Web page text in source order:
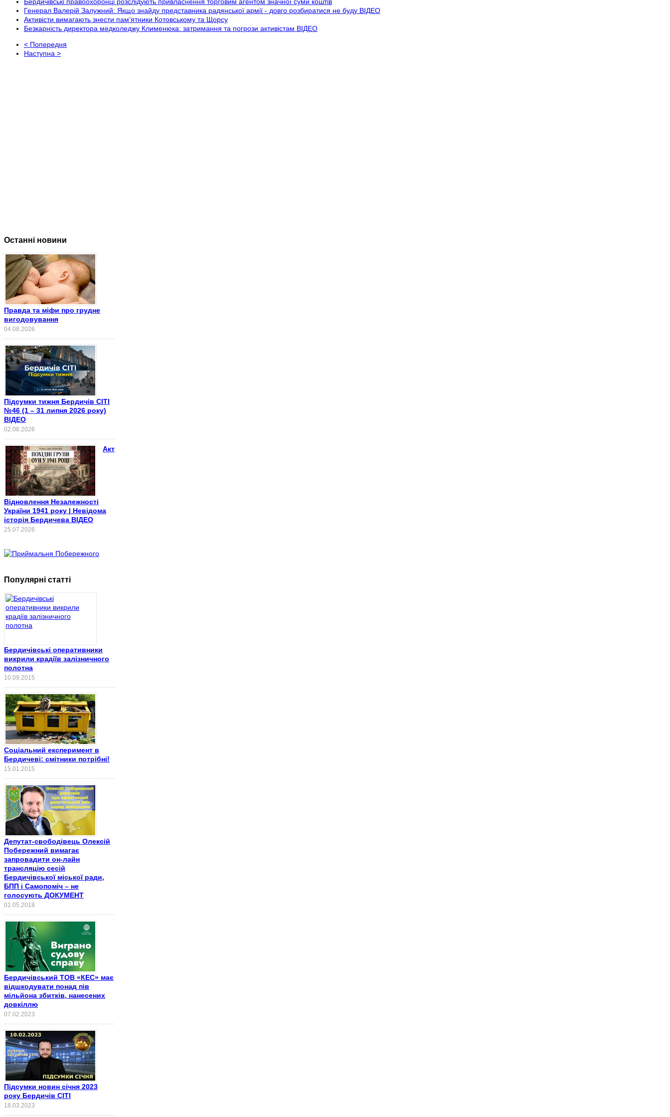
Генерал Валерій Залужний: Якщо знайду представника радянської армії - довго розбиратися не буду ВІДЕО
Активісти вимагають знести пам’ятники Котовському та Щорсу
Безкарність директора медколеджу Клименюка: затримання та погрози активістам ВІДЕО
< Попередня
Наступна >
Останні новини
Правда та міфи про грудне
вигодовування
04.08.2026
Підсумки тижня Бердичів СІТІ
№46 (1 – 31 липня 2026 року)
ВІДЕО
02.08.2026
Акт
Відновлення Незалежності
України 1941 року | Невідома
історія Бердичева ВІДЕО
25.07.2026
Популярні статті
Бердичівські оперативники
викрили крадіїв залізничного
полотна
10.09.2015
Соціальний експеримент в
Бердичеві: смітники потрібні!
15.01.2015
Депутат-свободівець Олексій
Побережний вимагає
запровадити он-лайн
трансляцію сесій
Бердичівської міської ради,
БПП і Самопоміч – не
голосують ДОКУМЕНТ
01.05.2018
Бердичівський ТОВ «КЕС» має
відшкодувати понад пів
мільйона збитків, нанесених
довкіллю
07.02.2023
Підсумки новин січня 2023
року Бердичів СІТІ
18.03.2023